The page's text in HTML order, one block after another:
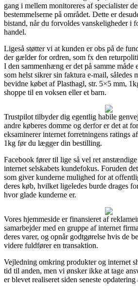
gang i mellem monitoreres af specialister
bestemmelserne på området. Dette er
bistand, når du forvoldes vanskeligheder i
handel.
Ligeså støtter vi at kunden er obs på de
der gælder for ordren, som fx den
I den sammenhæng er det på samme måde
som helst sikrer sin faktura e-mail, således
bevidne købet af Plasthagl, str. 5×5 mm,
shoppe til en voksen eller et barn.
Trustpilot tilbyder dig egentlig habile
andre køberes domme og derfor er det at
eksaminerer internet forretningens ratings
1kg før du lægger din bestilling.
Facebook fører til lige så vel ret
internet selskabets kundefokus. Foruden
som giver kunderne mulighed for at
deres køb, hvilket ligeledes burde drages
hvor glade kunderne er.
Vores hjemmeside er finansieret af
samarbejder med en gruppe af internet
deres varer, og opnår godtgørelse hvis de
videre fuldfører en transaktion.
Vejledning omkring produkter og internet
tid til anden, men vi ønsker ikke at tage
er blevet realiseret siden seneste